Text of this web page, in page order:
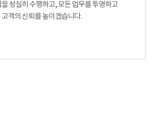
성실히 수행하고, 모든 업무를 투명하고
객의 신뢰를 높이겠습니다.